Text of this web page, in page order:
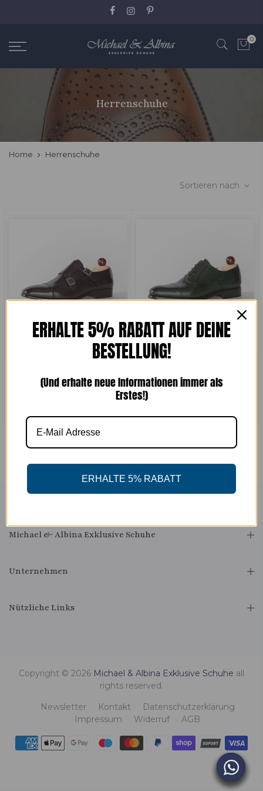
0
Herrenschuhe
Home Herrenschuhe
Sortieren nach
€269,00
Oxford Plain Grün
€349,00
Michael & Albina Exklusive Schuhe
Unternehmen
Nützliche Links
Copyright © 2026 Michael & Albina Exklusive Schuhe all
rights reserved.
Newsletter
Kontakt
Datenschutzerklärung
Impressum
Widerruf AGB
ERHALTE 5% RABATT AUF DEINE
BESTELLUNG!
(Und erhalte neue Informationen immer als
Erstes!)
ERHALTE 5% RABATT